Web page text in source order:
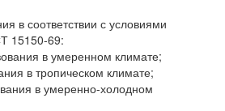
в соответствии с условиями
15150-69:
в умеренном климате;
в тропическом климате;
в умеренно-холодном